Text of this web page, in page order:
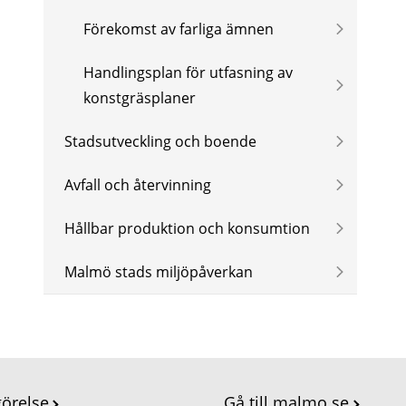
Förekomst av farliga ämnen
Handlingsplan för utfasning av
konstgräsplaner
Stadsutveckling och boende
Avfall och återvinning
Hållbar produktion och konsumtion
Malmö stads miljöpåverkan